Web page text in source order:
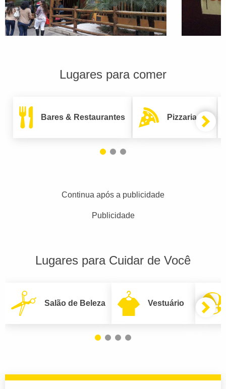
Lugares para comer
Bares & Restaurantes Pizzarias
Continua após a publicidade
Publicidade
Lugares para Cuidar de Você
Salão de Beleza Vestuário